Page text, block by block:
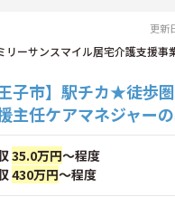
更新
リーサンスマイル居宅介護支援事
王子市】駅チカ★徒歩
主任ケアマネジャーの
35.0万円～程度
430万円～程度